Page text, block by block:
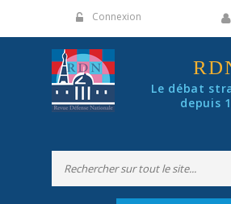
Connexion
Le débat
depuis